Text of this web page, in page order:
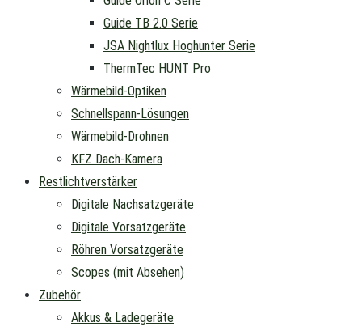
Guide TB 2.0 Serie
JSA Nightlux Hoghunter Serie
ThermTec HUNT Pro
Wärmebild-Optiken
Schnellspann-Lösungen
Wärmebild-Drohnen
KFZ Dach-Kamera
Restlichtverstärker
Digitale Nachsatzgeräte
Digitale Vorsatzgeräte
Röhren Vorsatzgeräte
Scopes (mit Absehen)
Zubehör
Akkus & Ladegeräte